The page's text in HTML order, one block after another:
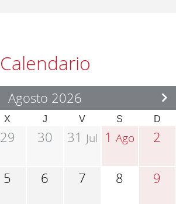
Calendario
Agosto 2026
X J V S D
29 30 31 Jul 1Ago 2
5 6 7 8 9